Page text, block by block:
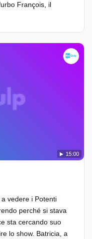
François, il
15:00
vedere i Potenti
perché si stava
sta cercando suo
lo show. Batricia, a